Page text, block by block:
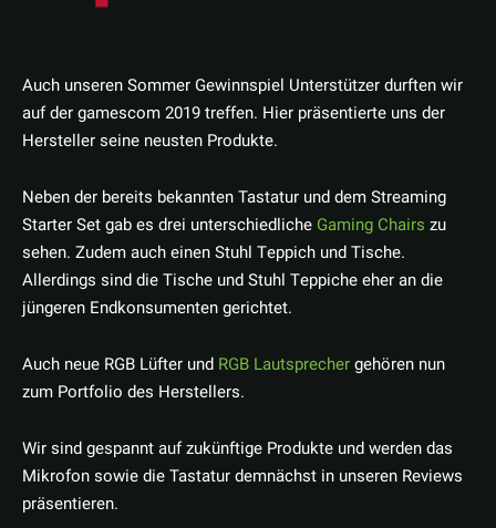
Auch unseren Sommer Gewinnspiel Unterstützer durften wir
auf der gamescom 2019 treffen. Hier präsentierte uns der
Hersteller seine neusten Produkte.
Neben der bereits bekannten Tastatur und dem Streaming
Starter Set gab es drei unterschiedliche Gaming Chairs zu
sehen. Zudem auch einen Stuhl Teppich und Tische.
Allerdings sind die Tische und Stuhl Teppiche eher an die
jüngeren Endkonsumenten gerichtet.
Auch neue RGB Lüfter und RGB Lautsprechergehören nun
zum Portfolio des Herstellers.
Wir sind gespannt auf zukünftige Produkte und werden das
Mikrofon sowie die Tastatur demnächst in unseren Reviews
präsentieren.